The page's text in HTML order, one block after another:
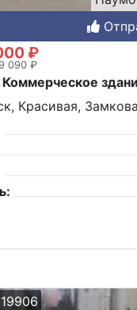
₽
090 ₽
Красивая,